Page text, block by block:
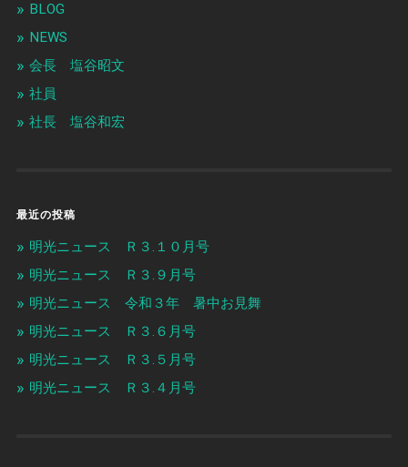
BLOG
NEWS
会長 塩谷昭文
社員
社長 塩谷和宏
最近の投稿
明光ニュース Ｒ３.１０月号
明光ニュース Ｒ３.９月号
明光ニュース 令和３年 暑中お見舞
明光ニュース Ｒ３.６月号
明光ニュース Ｒ３.５月号
明光ニュース Ｒ３.４月号